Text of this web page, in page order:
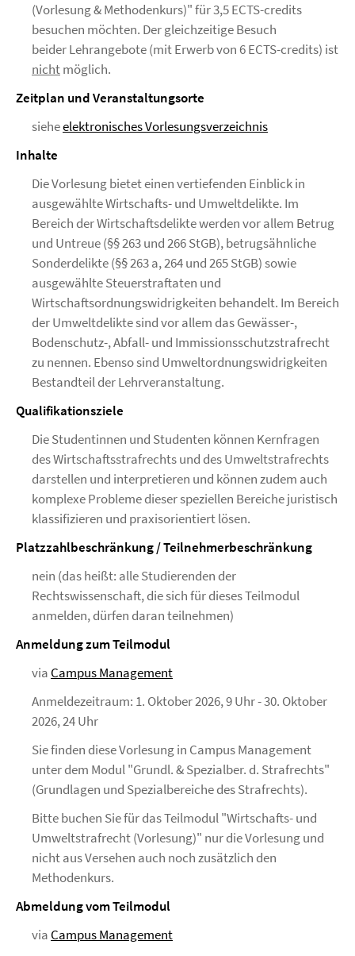
(Vorlesung & Methodenkurs)" für 3,5 ECTS-credits
besuchen möchten. Der gleichzeitige Besuch
beider Lehrangebote (mit Erwerb von 6 ECTS-credits) ist
nichtmöglich.
Zeitplan und Veranstaltungsorte
sieheelektronisches Vorlesungsverzeichnis
Inhalte
Die Vorlesung bietet einen vertiefenden Einblick in
ausgewählte Wirtschafts- und Umweltdelikte. Im
Bereich der Wirtschaftsdelikte werden vor allem Betrug
und Untreue (§§ 263 und 266 StGB), betrugsähnliche
Sonderdelikte (§§ 263 a, 264 und 265 StGB) sowie
ausgewählte Steuerstraftaten und
Wirtschaftsordnungswidrigkeiten behandelt. Im Bereich
der Umweltdelikte sind vor allem das Gewässer-,
Bodenschutz-, Abfall- und Immissionsschutzstrafrecht
zu nennen. Ebenso sind Umweltordnungswidrigkeiten
Bestandteil der Lehrveranstaltung.
Qualifikationsziele
Die Studentinnen und Studenten können Kernfragen
des Wirtschaftsstrafrechts und des Umweltstrafrechts
darstellen und interpretieren und können zudem auch
komplexe Probleme dieser speziellen Bereiche juristisch
klassifizieren und praxisorientiert lösen.
Platzzahlbeschränkung / Teilnehmerbeschränkung
nein (das heißt: alle Studierenden der
Rechtswissenschaft, die sich für dieses Teilmodul
anmelden, dürfen daran teilnehmen)
Anmeldung zum Teilmodul
via Campus Management
Anmeldezeitraum: 1. Oktober 2026, 9 Uhr - 30. Oktober
2026, 24 Uhr
Sie finden diese Vorlesung in Campus Management
unter dem Modul "Grundl. & Spezialber. d. Strafrechts"
(Grundlagen und Spezialbereiche des Strafrechts).
Bitte buchen Sie für das Teilmodul "Wirtschafts- und
Umweltstrafrecht (Vorlesung)" nur die Vorlesung und
nicht aus Versehen auch noch zusätzlich den
Methodenkurs.
Abmeldung vom Teilmodul
via Campus Management